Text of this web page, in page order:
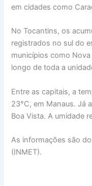
em cidades como
No Tocantins, os
registrados no sul do
municípios como
longo de toda a
Entre as capitais, a
23°C, em Manaus. Já
Boa Vista. A umidade
As informações são
(INMET).